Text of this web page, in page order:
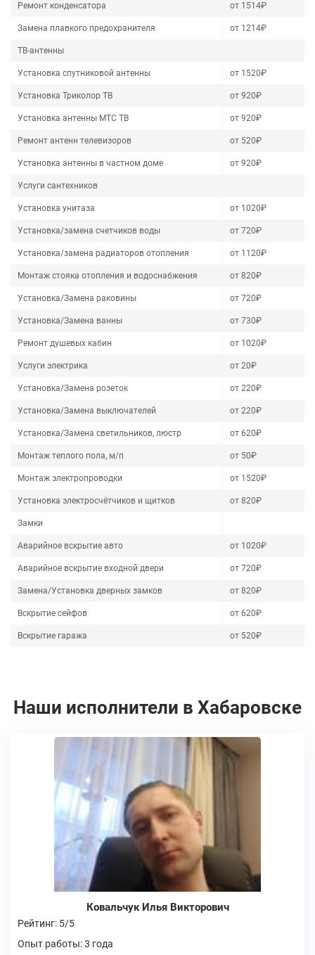
Ремонт конденсатора от 1514₽
Замена плавкого предохранителя от 1214₽
ТВ-антенны
Установка спутниковой антенны от 1520₽
Установка Триколор ТВ от 920₽
Установка антенны МТС ТВ от 920₽
Ремонт антенн телевизоров от 520₽
Установка антенны в частном доме от 920₽
Услуги сантехников
Установка унитаза от 1020₽
Установка/замена счетчиков воды от 720₽
Установка/замена радиаторов отопления от 1120₽
Монтаж стояка отопления и водоснабжения от 820₽
Установка/Замена раковины от 720₽
Установка/Замена ванны от 730₽
Ремонт душевых кабин от 1020₽
Услуги электрика от 20₽
Установка/Замена розеток от 220₽
Установка/Замена выключателей от 220₽
Установка/Замена светильников, люстр от 620₽
Монтаж теплого пола, м/п от 50₽
Монтаж электропроводки от 1520₽
Установка электросчётчиков и щитков от 820₽
Замки
Аварийное вскрытие авто от 1020₽
Аварийное вскрытие входной двери от 720₽
Замена/Установка дверных замков от 820₽
Вскрытие сейфов от 620₽
Вскрытие гаража от 520₽
Наши исполнители в Хабаровске
Ковальчук Илья Викторович
Рейтинг: 5/5
Опыт работы: 3 года